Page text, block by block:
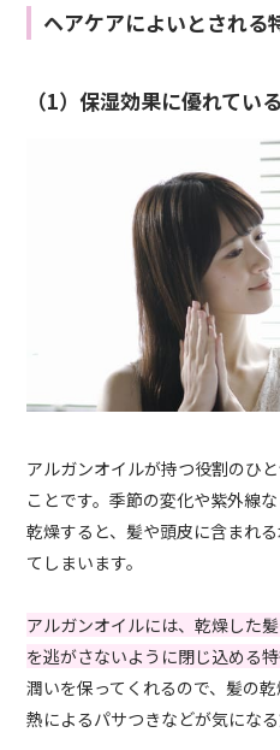
ヘアケアによいとされる
（1）保湿効果に優れている
アルガンオイルが持つ役割のひ
ことです。季節の変化や紫外線
乾燥すると、髪や頭皮に含まれ
てしまいます。
アルガンオイルには、乾燥した
を逃がさないように閉じ込める特
潤いを保ってくれるので、髪の
熱によるパサつきなどが気になる